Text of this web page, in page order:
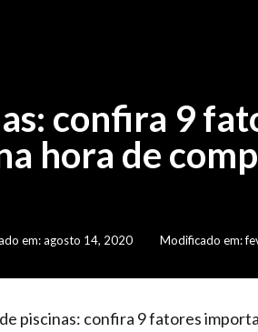
confira 9
hora de
em:agosto 14, 2020 Modificado em:
piscinas: confira 9 fatores